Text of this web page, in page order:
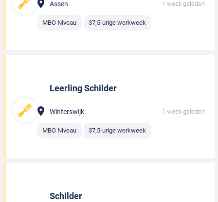
Assen 1 week geleden
MBO Niveau 37,5-urige werkweek
Leerling Schilder
Winterswijk 1 week geleden
MBO Niveau 37,5-urige werkweek
Schilder